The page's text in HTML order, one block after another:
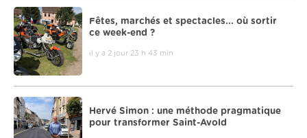
Fêtes, marchés et spectacles... où sortir
ce week-end ?
il y a 2 jour 23 h 43 min
Hervé Simon : une méthode pragmatique
pour transformer Saint-Avold